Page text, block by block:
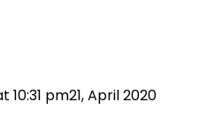
10:31 pm21, April 2020